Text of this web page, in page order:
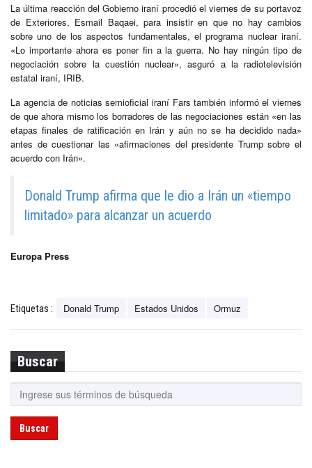
La última reacción del Gobierno iraní procedió el viernes de su portavoz
de Exteriores, Esmail Baqaei, para insistir en que no hay cambios
sobre uno de los aspectos fundamentales, el programa nuclear iraní.
«Lo importante ahora es poner fin a la guerra. No hay ningún tipo de
negociación sobre la cuestión nuclear», asguró a la radiotelevisión
estatal iraní, IRIB.
La agencia de noticias semioficial iraní Fars también informó el viernes
de que ahora mismo los borradores de las negociaciones están «en las
etapas finales de ratificación en Irán y aún no se ha decidido nada»
antes de cuestionar las «afirmaciones del presidente Trump sobre el
acuerdo con Irán».
Donald Trump afirma que le dio a Irán un «tiempo
limitado» para alcanzar un acuerdo
Europa Press
Etiquetas : Donald Trump Estados Unidos Ormuz
Buscar
Buscar